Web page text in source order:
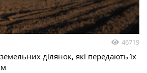
46719
ділянок, які передають їх